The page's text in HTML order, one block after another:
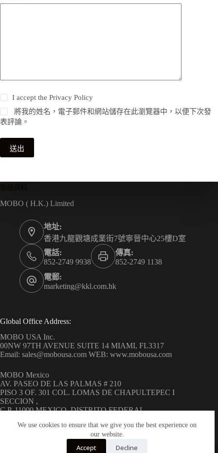
We use cookies to ensure that we give you the best experience on
our website.
Accept Decline
I accept thePrivacy Policy
將我的姓名，電子郵件和網站儲存在此瀏覽器中，以便下次發
表評論。
送出
MOBO ( H.K.) Limited
地址:
香港九龍觀塘成業街7號寧晉中心25樓D室
電話:
852-2749 9938
傳真:
852-2749 1138
電郵:
marketing@kkl.com.hk
Global Office Address:
MOBO USA Inc.
00NW 97TH AVENUE SUITE 14 MIAMI, FL3317
Email: sales@mobousa.com WEB: www.mobousa.com
MOBO Mexico
AV. PASEO DE LAS PALMAS # 210
PISO 3 OF. 301 COL. LOMAS DE CHAPULTEPEC I
SECCION ,
C.P. 11000 MEXICO, DISTRITO FEDERAL
Copyright © 2026 MOBO ( H.K.) Limited